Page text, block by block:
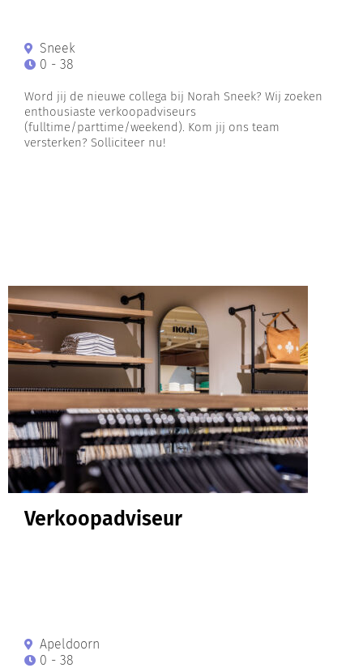
Sneek
0 - 38
Word jij de nieuwe collega bij Norah Sneek? Wij zoeken
enthousiaste verkoopadviseurs
(fulltime/parttime/weekend). Kom jij ons team
versterken? Solliciteer nu!
Verkoopadviseur
Apeldoorn
0 - 38